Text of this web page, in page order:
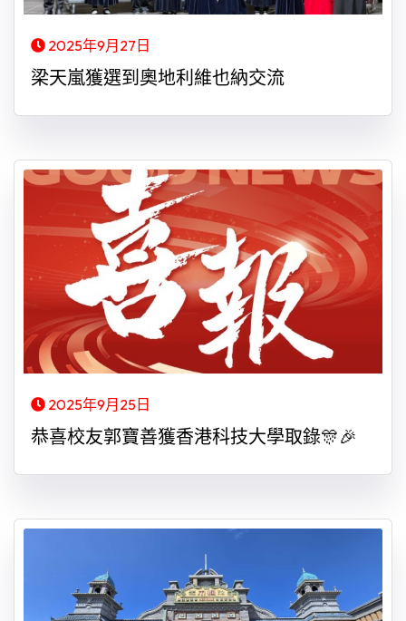
2025年9月27日
梁天嵐獲選到奧地利維也納交流
2025年9月25日
恭喜校友郭寶善獲香港科技大學取錄🎊🎉